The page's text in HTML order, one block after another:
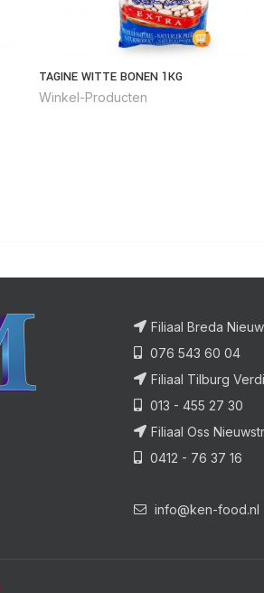
TAGINE WITTE BONEN 1KG
Winkel-Producten
Filiaal Breda
076 543 60 04
Filiaal Tilburg
013 - 455 27 30
Filiaal Oss
0412 - 76 37 16
info@ken-food.nl